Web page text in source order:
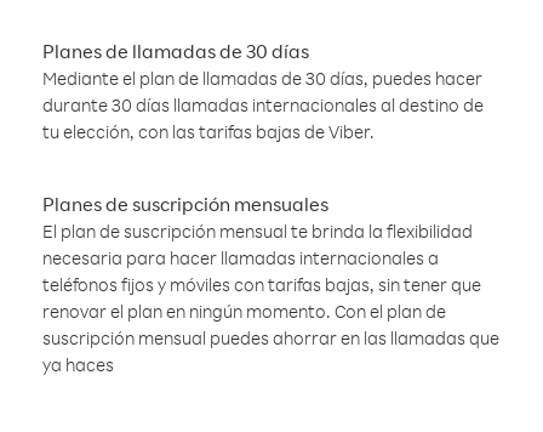
Planes de llamadas de 30 días
Mediante el plan de llamadas de 30 días, puedes hacer
durante 30 días llamadas internacionales al destino de
tu elección, con las tarifas bajas de Viber.
Planes de suscripción mensuales
El plan de suscripción mensual te brinda la flexibilidad
necesaria para hacer llamadas internacionales a
teléfonos fijos y móviles con tarifas bajas, sin tener que
renovar el plan en ningún momento. Con el plan de
suscripción mensual puedes ahorrar en las llamadas que
ya haces